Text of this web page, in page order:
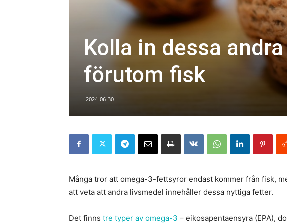
Kolla in dessa
förutom fisk
2024-06-30
Många tror att omega-3-fettsyror endast kommer från fisk,
att veta att andra livsmedel innehåller dessa nyttiga fetter.
Det finns tre typer av omega-3 – eikosapentaensyra (EPA),